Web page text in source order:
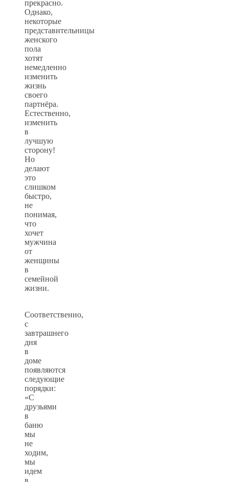
прекрасно.
Однако,
некоторые
представительницы
женского
пола
хотят
немедленно
изменить
жизнь
своего
партнёра.
Естественно,
изменить
в
лучшую
сторону!
Но
делают
это
слишком
быстро,
не
понимая,
что
хочет
мужчина
от
женщины
в
семейной
жизни.
Соответственно,
с
завтрашнего
дня
в
доме
появляются
следующие
порядки:
«С
друзьями
в
баню
мы
не
ходим,
мы
идем
в